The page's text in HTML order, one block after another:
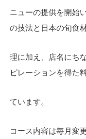
ニューの提供を開始
の技法と日本の旬食
理に加え、店名にち
ピレーションを得た
ています。
コース内容は毎月変